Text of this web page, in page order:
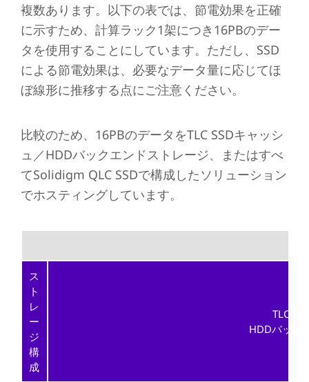
複数あります。以下の表では、節電効果を正確
に示すため、計算ラック1架につき16PBのデー
タを使用することにしています。ただし、SSD
による節電効果は、必要なデータ量に応じてほ
ぼ線形に推移する点にご注意ください。
比較のため、16PBのデータをTLC SSDキャッシ
ュ／HDDバックエンドストレージ、またはすべ
てSolidigm QLC SSDで構成したソリューション
でホスティングしています。
ス
ト
レ
ー
ジ
構
成
TLCキ
HDDバック